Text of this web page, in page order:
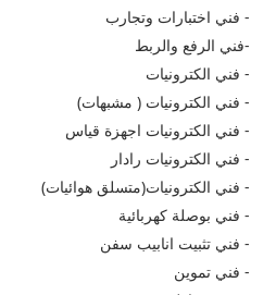
- فني اختبارات وتجارب
-فني الرفع والربط
- فني الكترونيات
- فني الكترونيات ( مشبهات)
- فني الكترونيات اجهزة قياس
- فني الكترونيات رادار
- فني الكترونيات(متسلق هوائيات)
- فني بوصلة كهربائية
- فني تثبيت انابيب سفن
- فني تموين